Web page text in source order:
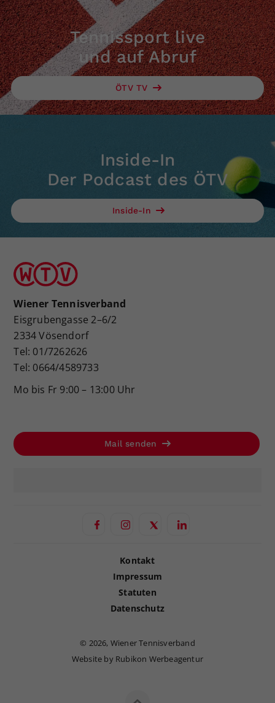
Tennissport live
und auf Abruf
ÖTV TV
Inside-In
Der Podcast des ÖTV
Inside-In
Wiener Tennisverband
Eisgrubengasse 2–6/2
2334 Vösendorf
Tel: 01/7262626
Tel: 0664/4589733
Mo bis Fr 9:00 – 13:00 Uhr
Mail senden
Kontakt
Impressum
Statuten
Datenschutz
© 2026, Wiener Tennisverband
Website by Rubikon Werbeagentur